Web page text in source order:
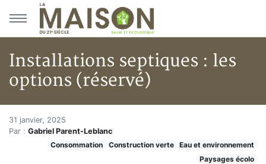
Aller au menu principal
Aller au contenu principal
Installations septiques : les
options (réservé)
Accueil
Articles
Construction verte
Installations septiques : les
31 janvier, 2025
Par : Gabriel Parent-Leblanc
Consommation
Construction verte
Eau et environnement
Paysages écolo